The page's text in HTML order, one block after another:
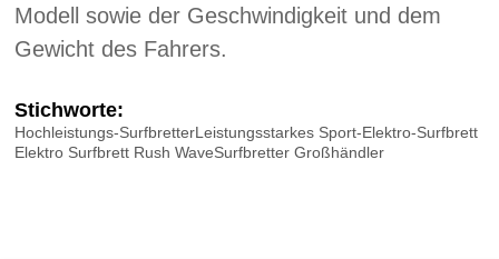
Modell sowie der Geschwindigkeit und dem
Gewicht des Fahrers.
Stichworte:
Hochleistungs-SurfbretterLeistungsstarkes Sport-Elektro-Surfbrett
Elektro Surfbrett Rush WaveSurfbretter Großhändler